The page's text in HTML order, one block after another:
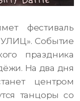
фестиваль
Событие
праздника
На два дня
центром
танцоры со